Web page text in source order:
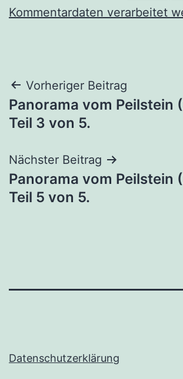
Kommentardaten verarbeitet
Beitragsnavigation
Vorheriger Beitrag
Panorama vom Peilstein
Teil 3 von 5.
Nächster Beitrag
Panorama vom Peilstein
Teil 5 von 5.
Datenschutzerklärung